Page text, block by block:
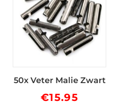
50x Veter Malie Zwart
€15.95